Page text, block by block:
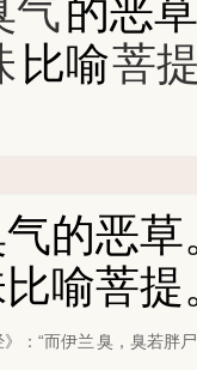
气的恶
比喻菩
的恶
喻菩提
：“而伊兰臭，臭若胖